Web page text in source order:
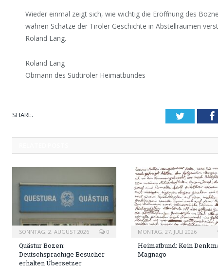
Wieder einmal zeigt sich, wie wichtig die Eröffnung des
wahren Schätze der Tiroler Geschichte in Abstellräumen
Roland Lang.
Roland Lang
Obmann des Südtiroler Heimatbundes
SHARE. Twitter
SONNTAG, 2. AUGUST 2026 0
Quästur Bozen:
Deutschsprachige Besucher
erhalten Übersetzer
MONTAG, 27. JULI 2026
Heimatbund: Kein
Magnago